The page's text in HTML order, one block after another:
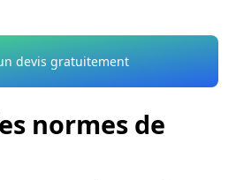
devis gratuitement
normes de